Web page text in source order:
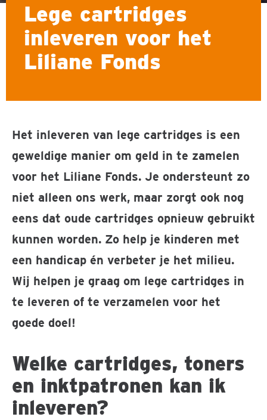
Lege cartridges
inleveren voor het
Liliane Fonds
Het inleveren van lege cartridges is een
geweldige manier om geld in te zamelen
voor het Liliane Fonds. Je ondersteunt zo
niet alleen ons werk, maar zorgt ook nog
eens dat oude cartridges opnieuw gebruikt
kunnen worden. Zo help je kinderen met
een handicap én verbeter je het milieu.
Wij helpen je graag om lege cartridges in
te leveren of te verzamelen voor het
goede doel!
Welke cartridges, toners
en inktpatronen kan ik
inleveren?